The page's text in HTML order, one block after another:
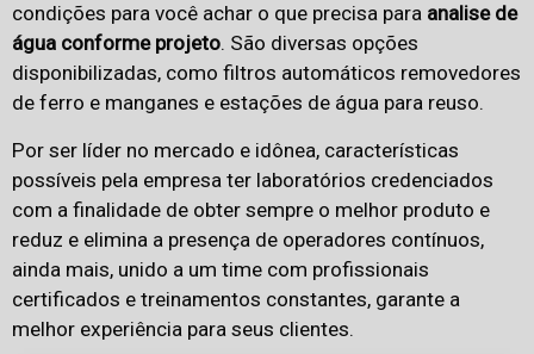
condições para você achar o que precisa para analise de
água conforme projeto. São diversas opções
disponibilizadas, como filtros automáticos removedores
de ferro e manganes e estações de água para reuso.
Por ser líder no mercado e idônea, características
possíveis pela empresa ter laboratórios credenciados
com a finalidade de obter sempre o melhor produto e
reduz e elimina a presença de operadores contínuos,
ainda mais, unido a um time com profissionais
certificados e treinamentos constantes, garante a
melhor experiência para seus clientes.